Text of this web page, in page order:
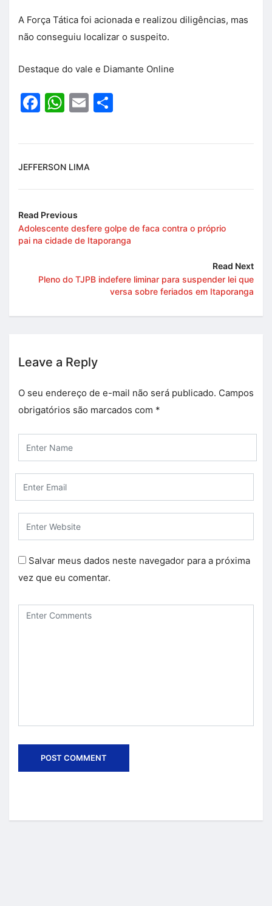
A Força Tática foi acionada e realizou diligências, mas
não conseguiu localizar o suspeito.
Destaque do vale e Diamante Online
Facebook
WhatsApp
Email
JEFFERSON LIMA
Read Previous
Adolescente desfere golpe de faca contra o próprio
pai na cidade de Itaporanga
Read Next
Pleno do TJPB indefere liminar para suspender lei que
versa sobre feriados em Itaporanga
Leave a Reply
O seu endereço de e-mail não será publicado. Campos
obrigatórios são marcados com *
Salvar meus dados neste navegador para a próxima
vez que eu comentar.